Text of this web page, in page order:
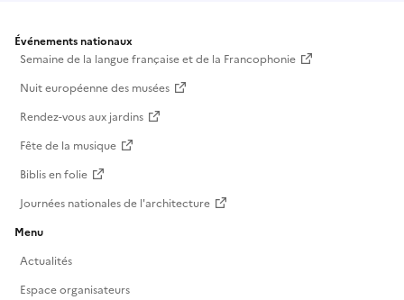
Événements nationaux
Semaine de la langue française et de la Francophonie
Nuit européenne des musées
Rendez-vous aux jardins
Fête de la musique
Biblis en folie
Journées nationales de l'architecture
Menu
Actualités
Espace organisateurs